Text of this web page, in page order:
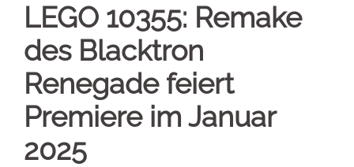
LEGO 10355: Remake
des Blacktron
Renegade feiert
Premiere im Januar
2025